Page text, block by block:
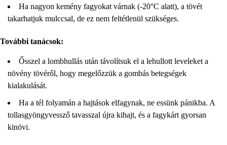
Ha nagyon kemény fagyokat várnak (-20°C alatt), a tövét
takarhatjuk mulccsal, de ez nem feltétlenül szükséges.
További tanácsok:
Ősszel a lombhullás után távolítsuk el a lehullott leveleket a
növény tövéről, hogy megelőzzük a gombás betegségek
kialakulását.
Ha a tél folyamán a hajtások elfagynak, ne essünk pánikba. A
tollasgyöngyvessző tavasszal újra kihajt, és a fagykárt gyorsan
kinövi.